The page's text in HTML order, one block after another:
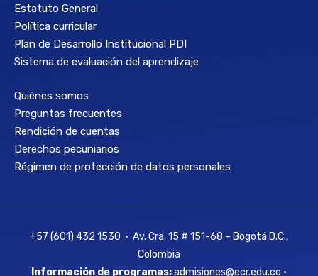
Estatuto General
Política curricular
Plan de Desarrollo Institucional PDI
Sistema de evaluación del aprendizaje
Quiénes somos
Preguntas frecuentes
Rendición de cuentas
Derechos pecuniarios
Régimen de protección de datos personales
+57 (601) 432 1530 • Av. Cra. 15 # 151-68 – Bogotá D.C.,
Colombia
Información de programas:admisiones@ecr.edu.co •